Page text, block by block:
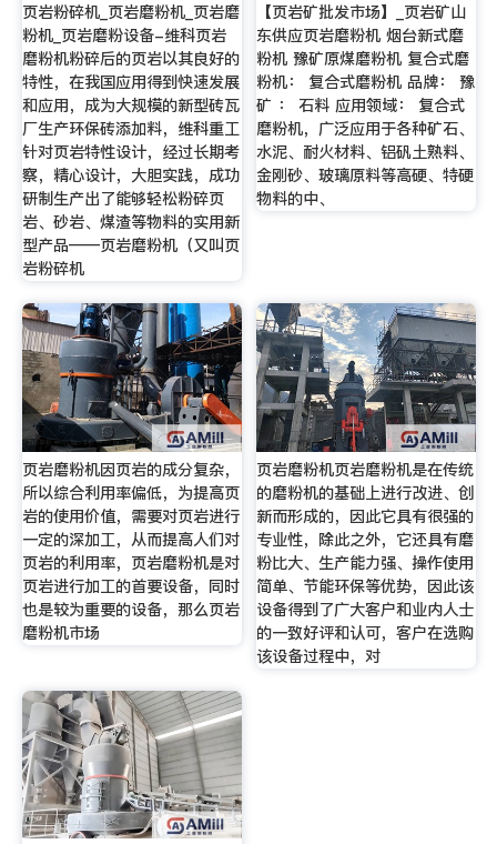
页岩粉碎机_页岩磨粉机_页岩磨
粉机_页岩磨粉设备-维科页岩
磨粉机粉碎后的页岩以其良好的
特性，在我国应用得到快速发展
和应用，成为大规模的新型砖瓦
厂生产环保砖添加料，维科重工
针对页岩特性设计，经过长期考
察，精心设计，大胆实践，成功
研制生产出了能够轻松粉碎页
岩、砂岩、煤渣等物料的实用新
型产品——页岩磨粉机（又叫页
岩粉碎机
【页岩矿批发市场】_页岩矿山
东供应页岩磨粉机 烟台新式磨
粉机 豫矿原煤磨粉机 复合式磨
粉机： 复合式磨粉机 品牌： 豫
矿 ： 石料 应用领域： 复合式
磨粉机，广泛应用于各种矿石、
水泥、耐火材料、铝矾土熟料、
金刚砂、玻璃原料等高硬、特硬
物料的中、
页岩磨粉机因页岩的成分复杂，
所以综合利用率偏低，为提高页
岩的使用价值，需要对页岩进行
一定的深加工，从而提高人们对
页岩的利用率，页岩磨粉机是对
页岩进行加工的首要设备，同时
也是较为重要的设备，那么页岩
磨粉机市场
页岩磨粉机页岩磨粉机是在传统
的磨粉机的基础上进行改进、创
新而形成的，因此它具有很强的
专业性，除此之外，它还具有磨
粉比大、生产能力强、操作使用
简单、节能环保等优势，因此该
设备得到了广大客户和业内人士
的一致好评和认可，客户在选购
该设备过程中，对